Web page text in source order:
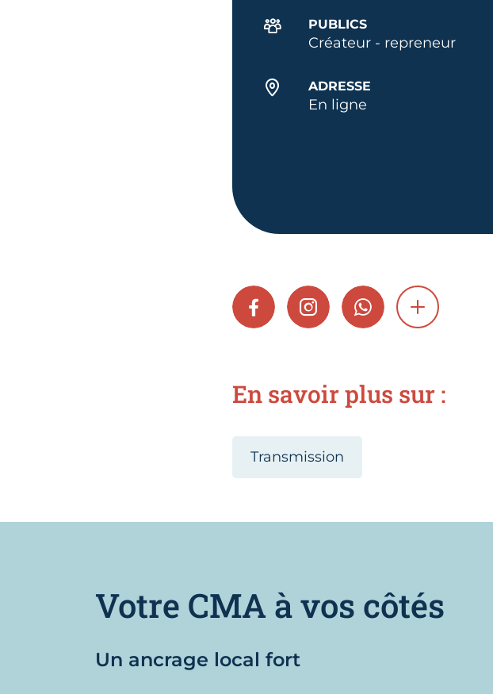
PUBLICS
Créateur - repreneur
ADRESSE
En ligne
FACEBOOKINSTAGRAMWHATSAPPSHOW MORE
En savoir plus sur :
Transmission
Votre CMA à vos côtés
Un ancrage local fort